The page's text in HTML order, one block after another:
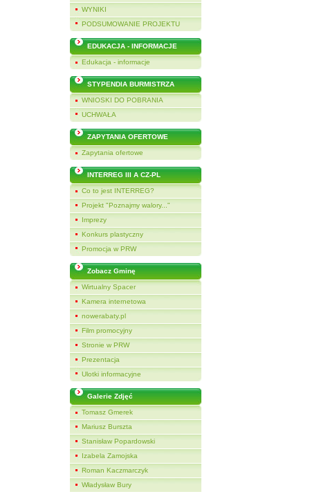
WYNIKI
PODSUMOWANIE PROJEKTU
EDUKACJA - INFORMACJE
Edukacja - informacje
STYPENDIA BURMISTRZA
WNIOSKI DO POBRANIA
UCHWAŁA
ZAPYTANIA OFERTOWE
Zapytania ofertowe
INTERREG III A CZ-PL
Co to jest INTERREG?
Projekt "Poznajmy walory..."
Imprezy
Konkurs plastyczny
Promocja w PRW
Zobacz Gminę
Wirtualny Spacer
Kamera internetowa
nowerabaty.pl
Film promocyjny
Stronie w PRW
Prezentacja
Ulotki informacyjne
Galerie Zdjęć
Tomasz Gmerek
Mariusz Burszta
Stanisław Popardowski
Izabela Zamojska
Roman Kaczmarczyk
Władysław Bury